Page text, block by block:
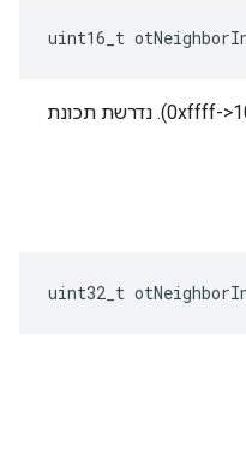
uint16_t
(IPv6) שיעור שגיאות בהודעות (0xffff->100%). נדרשת תכונת
uint32_t